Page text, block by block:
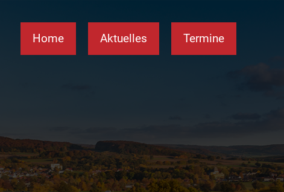
Home Aktuelles Termine